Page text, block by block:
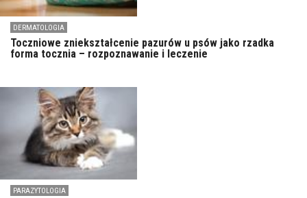
DERMATOLOGIA
Toczniowe zniekształcenie pazurów u psów jako rzadka
forma tocznia – rozpoznawanie i leczenie
PARAZYTOLOGIA